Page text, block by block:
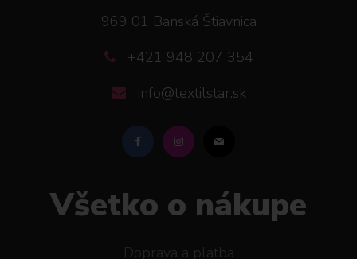
969 01 Banská Štiavnica
+421 948 207 354
info@textilstar.sk
Všetko o nákupe
Doprava a platba